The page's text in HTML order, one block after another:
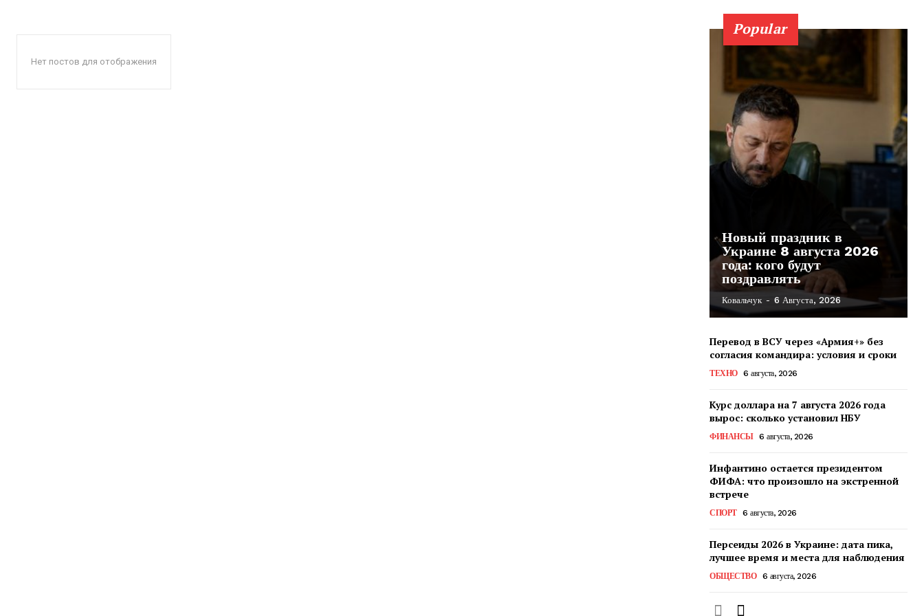
Нет постов для отображения
Popular
Новый праздник в
Украине 8 августа 2026
года: кого будут
поздравлять
Ковальчук - 6 Августа, 2026
Перевод в ВСУ через «Армия+» без
согласия командира: условия и сроки
ТЕХНО 6 августа, 2026
Курс доллара на 7 августа 2026 года
вырос: сколько установил НБУ
ФИНАНСЫ 6 августа, 2026
Инфантино остается президентом
ФИФА: что произошло на экстренной
встрече
СПОРТ 6 августа, 2026
Персеиды 2026 в Украине: дата пика,
лучшее время и места для наблюдения
ОБЩЕСТВО 6 августа, 2026